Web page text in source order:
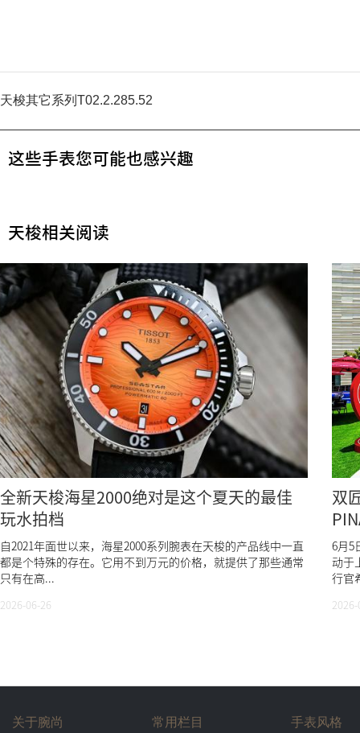
天梭其它系列T02.2.285.52
这些手表您可能也感兴趣
天梭相关阅读
全新天梭海星2000绝对是这个夏天的最佳
玩水拍档
自2021年面世以来，海星2000系列腕表在天梭的产品线中一直
都是个特殊的存在。它用不到万元的价格，就提供了那些通常
只有在高...
2026-06-26
双
上
6月5
动于
行官
关于腕尚 常用栏目 手表风格